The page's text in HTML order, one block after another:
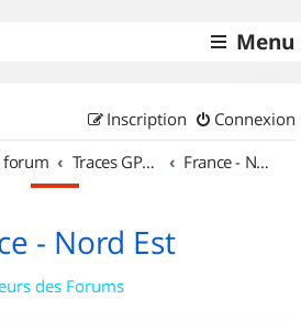
Menu
Connexion
Inscription
forum Traces GPS de randos VTT France - Nord Est
- Nord Est
des Forums